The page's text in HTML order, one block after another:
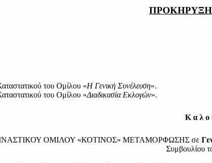
του Ομίλου «Η Γενική Συνέλευση».
του Ομίλου «Διαδικασία Εκλογών».
Κ α λ ο
ΟΜΙΛΟΥ «ΚΟΤΙΝΟΣ» ΜΕΤΑΜΟΡΦΩΣΗΣ σε
Συμβουλίου